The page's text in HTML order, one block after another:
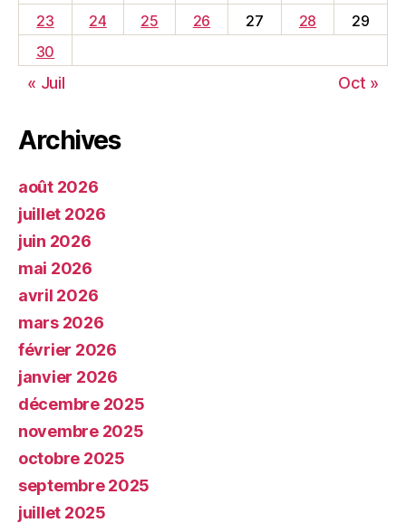
23
24 25 26 27 28
29
30
« Juil Oct »
Archives
août 2026
juillet 2026
juin 2026
mai 2026
avril 2026
mars 2026
février 2026
janvier 2026
décembre 2025
novembre 2025
octobre 2025
septembre 2025
juillet 2025